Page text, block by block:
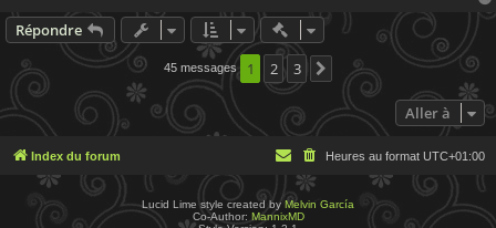
Répondre Actions rapides de
45 messages 1 2 3 Suivante
Aller à
Index du forum Heures au format UTC+01:00
Lucid Lime style created byMelvin García
Co-Author: MannixMD